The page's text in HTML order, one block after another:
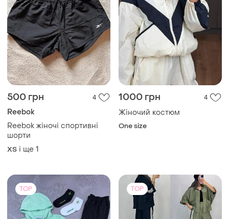
500 грн 4
Reebok
Reebok жіночі спортивні
шорти
ХS і ще 1
1000 грн 4
Жіночий костюм
One size
TOP TOP